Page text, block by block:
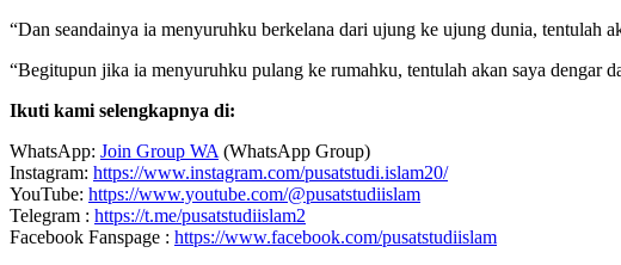
“Dan seandainya ia menyuruhku berkelana dari ujung ke ujung dunia, tentulah
“Begitupun jika ia menyuruhku pulang ke rumahku, tentulah akan saya dengar
Ikuti kami selengkapnya di:
WhatsApp: Join Group WA (WhatsApp Group)
Instagram: https://www.instagram.com/pusatstudi.islam20/
YouTube: https://www.youtube.com/@pusatstudiislam
Telegram : https://t.me/pusatstudiislam2
Facebook Fanspage : https://www.facebook.com/pusatstudiislam